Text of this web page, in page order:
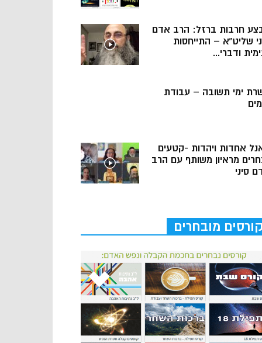
חרבות ברזל: הרב אדם
שליט”א – התייחסות
ודברי...
ימי תשובה – עבודת
אחדות ויהדות -קטעים
מראיון משותף עם הרב
סיני
קורסים מובחרים